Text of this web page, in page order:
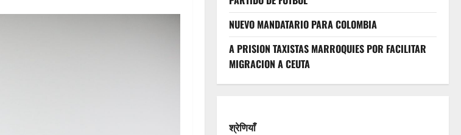
NUEVO MANDATARIO PARA COLOMBIA
A PRISION TAXISTAS MARROQUIES POR FACILITAR
MIGRACION A CEUTA
श्रेणियाँ